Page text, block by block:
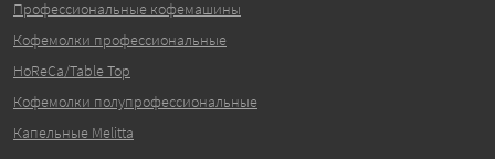
Профессиональные кофемашины
Кофемолки профессиональные
HoReCa/Table Top
Кофемолки полупрофессиональные
Капельные Melitta